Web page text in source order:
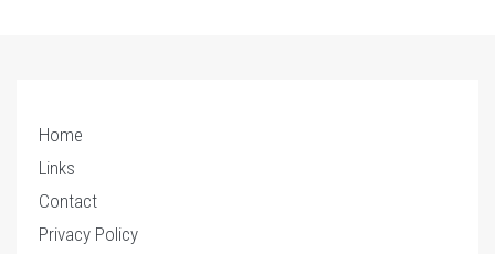
Home
Links
Contact
Privacy Policy